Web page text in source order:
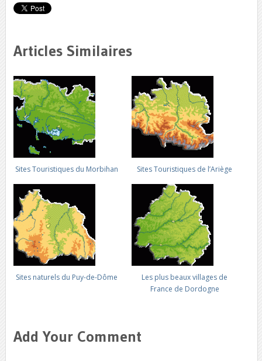
Articles Similaires
Sites Touristiques du Morbihan Sites Touristiques de l’Ariège
Sites naturels du Puy-de-Dôme
Les plus beaux villages de
France de Dordogne
Add Your Comment